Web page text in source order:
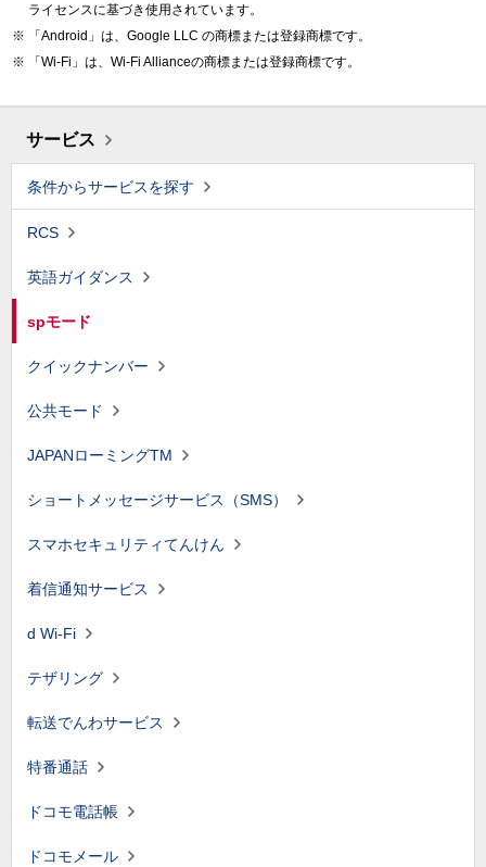
ライセンスに基づき使用されています。
「Android」は、Google LLC の商標または登録商標です。
「Wi-Fi」は、Wi-Fi Allianceの商標または登録商標です。
サービス
条件からサービスを探す
RCS
英語ガイダンス
spモード
クイックナンバー
公共モード
JAPANローミングTM
ショートメッセージサービス（SMS）
スマホセキュリティてんけん
着信通知サービス
d Wi-Fi
テザリング
転送でんわサービス
特番通話
ドコモ電話帳
ドコモメール